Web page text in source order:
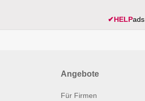
✔HELPads
Angebote
Für Firmen